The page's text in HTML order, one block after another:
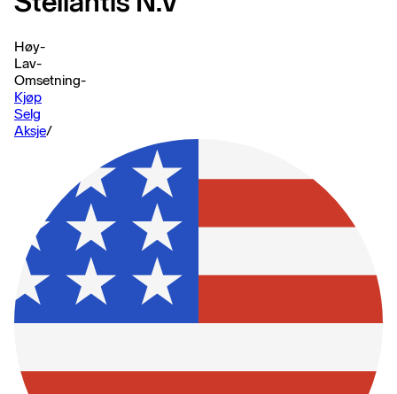
Høy-
Lav-
Omsetning-
Kjøp
Selg
Aksje/